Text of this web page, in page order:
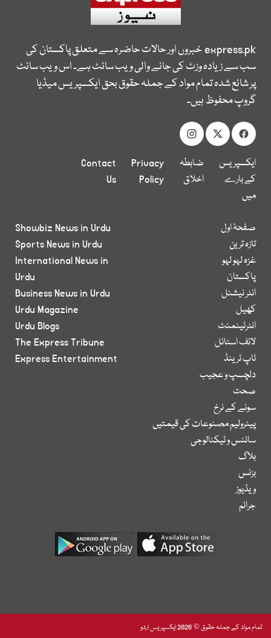
express.pkخبروں اور حالات حاضرہ سے متعلق پاکستان کی
سب سے زیادہ وزٹ کی جانے والی ویب سائٹ ہے۔ اس ویب سائٹ
پر شائع شدہ تمام مواد کے جملہ حقوق بحق ایکسپریس میڈیا
گروپ محفوظ ہیں۔
ایکسپریس
کے بارے
میں
ضابطہ
اخلاق
Privacy
Policy
Contact
Us
صفحۂ اول
تازہ ترین
غزہ لہو لہو
پاکستان
انٹر نیشنل
کھیل
انٹرٹینمنٹ
لائف اسٹائل
ٹاپ ٹرینڈ
دلچسپ و عجیب
صحت
سونے کے نرخ
پیٹرولیم مصنوعات کی قیمتیں
سائنس و ٹیکنالوجی
بلاگ
بزنس
ویڈیوز
جرائم
Showbiz News in Urdu
Sports News in Urdu
International News in
Urdu
Business News in Urdu
Urdu Magazine
Urdu Blogs
The Express Tribune
Express Entertainment
تمام مواد کے جملہ حقوق © 2026 ایکسپریس اردو